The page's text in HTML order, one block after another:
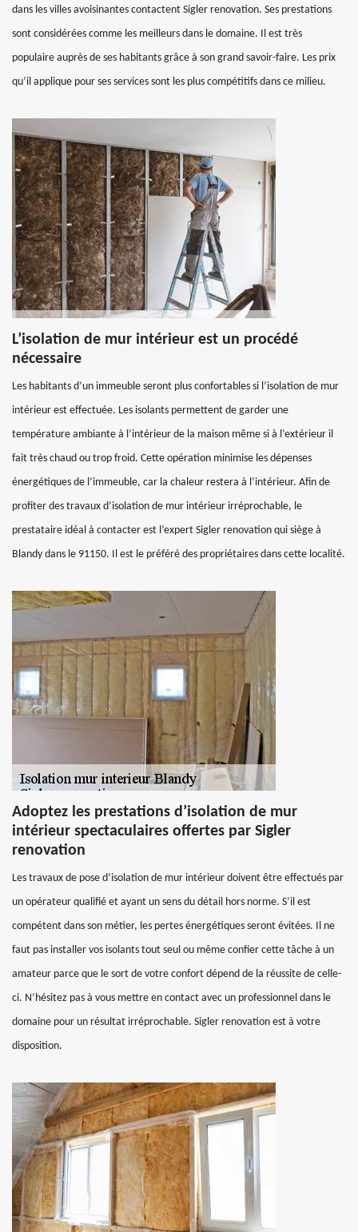
dans les villes avoisinantes contactent Sigler renovation. Ses prestations
sont considérées comme les meilleurs dans le domaine. Il est très
populaire auprès de ses habitants grâce à son grand savoir-faire. Les prix
qu’il applique pour ses services sont les plus compétitifs dans ce milieu.
L’isolation de mur intérieur est un procédé
nécessaire
Les habitants d’un immeuble seront plus confortables si l’isolation de mur
intérieur est effectuée. Les isolants permettent de garder une
température ambiante à l’intérieur de la maison même si à l’extérieur il
fait très chaud ou trop froid. Cette opération minimise les dépenses
énergétiques de l’immeuble, car la chaleur restera à l’intérieur. Afin de
profiter des travaux d’isolation de mur intérieur irréprochable, le
prestataire idéal à contacter est l’expert Sigler renovation qui siège à
Blandy dans le 91150. Il est le préféré des propriétaires dans cette localité.
Adoptez les prestations d’isolation de mur
intérieur spectaculaires offertes par Sigler
renovation
Les travaux de pose d’isolation de mur intérieur doivent être effectués par
un opérateur qualifié et ayant un sens du détail hors norme. S’il est
compétent dans son métier, les pertes énergétiques seront évitées. Il ne
faut pas installer vos isolants tout seul ou même confier cette tâche à un
amateur parce que le sort de votre confort dépend de la réussite de celle-
ci. N’hésitez pas à vous mettre en contact avec un professionnel dans le
domaine pour un résultat irréprochable. Sigler renovation est à votre
disposition.